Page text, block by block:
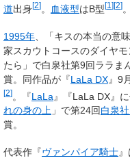
道出身[2] 。 血液型はB型[1 ][2] 。
1995年 、「キスの本当の意
家スカウトコースのダイヤ
たら」で白泉社第9回ララま
賞。同作品が『LaLa DX』9
[2] 。『LaLa 』『LaLa DX』
れの身の上 」で第24回白泉
賞。
代表作『ヴァンパイア騎士』